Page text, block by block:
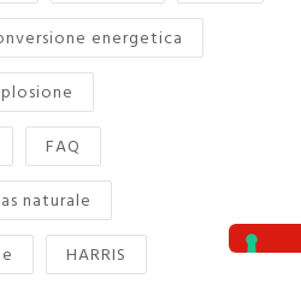
energetica
FAQ
naturale
HARRIS